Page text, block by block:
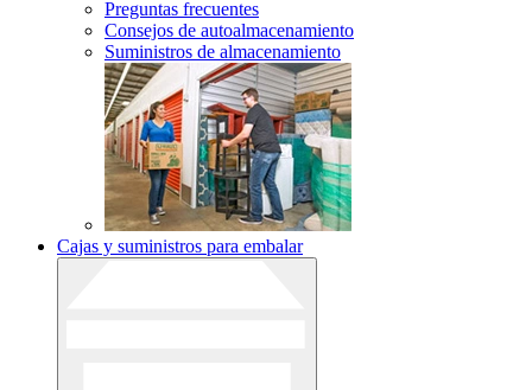
Preguntas frecuentes
Consejos de autoalmacenamiento
Suministros de almacenamiento
Cajas y suministros para embalar